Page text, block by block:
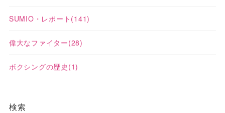
SUMIO・レポート (141)
偉大なファイター(28)
ボクシングの歴史 (1)
検索